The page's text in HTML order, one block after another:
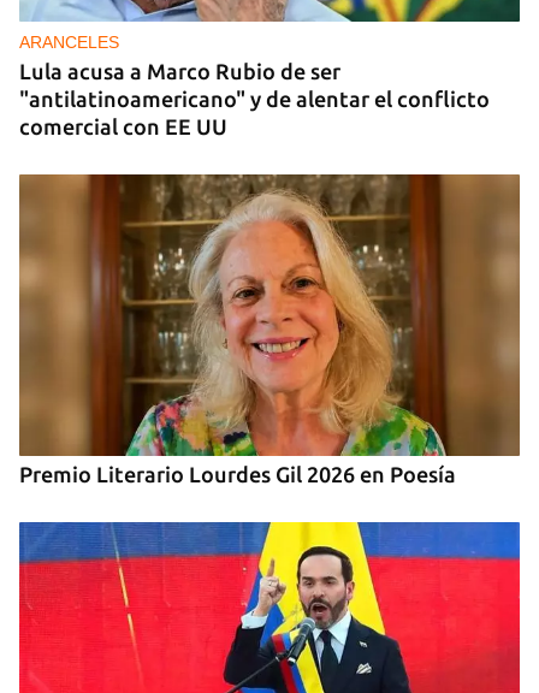
gasolina en botellas de un litro
ARANCELES
Lula acusa a Marco Rubio de ser
"antilatinoamericano" y de alentar el conflicto
comercial con EE UU
Premio Literario Lourdes Gil 2026 en Poesía